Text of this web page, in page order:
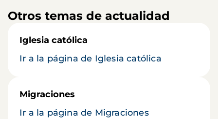
Otros temas de actualidad
Iglesia católica
Ir a la página de Iglesia católica
Migraciones
Ir a la página de Migraciones